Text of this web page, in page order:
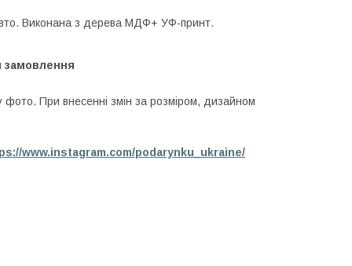
Виконана з дерева МДФ+ УФ-принт.
замовлення
фото. При внесенні змін за розміром, дизайном
www.instagram.com/podarynku_ukraine/